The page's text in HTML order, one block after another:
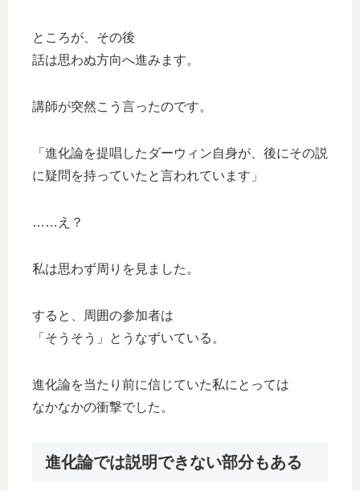
ところが、その後
話は思わぬ方向へ進みます。
講師が突然こう言ったのです。
「進化論を提唱したダーウィン自身が、後にその説
に疑問を持っていたと言われています」
……え？
私は思わず周りを見ました。
すると、周囲の参加者は
「そうそう」とうなずいている。
進化論を当たり前に信じていた私にとっては
なかなかの衝撃でした。
進化論では説明できない部分もある